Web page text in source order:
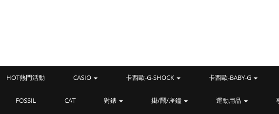
HOT熱門活動 CASIO 卡西歐-G-SHOCK 卡西歐-BABY-G
FOSSIL CAT 對錶 掛/鬧/座鐘 運動用品